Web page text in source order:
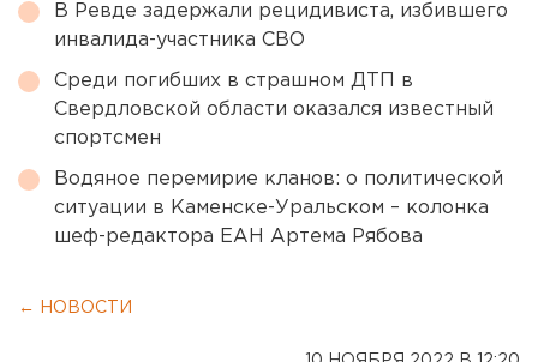
В Ревде задержали рецидивиста, избившего
инвалида-участника СВО
Среди погибших в страшном ДТП в
Свердловской области оказался известный
спортсмен
Водяное перемирие кланов: о политической
ситуации в Каменске-Уральском – колонка
шеф-редактора ЕАН Артема Рябова
← НОВОСТИ